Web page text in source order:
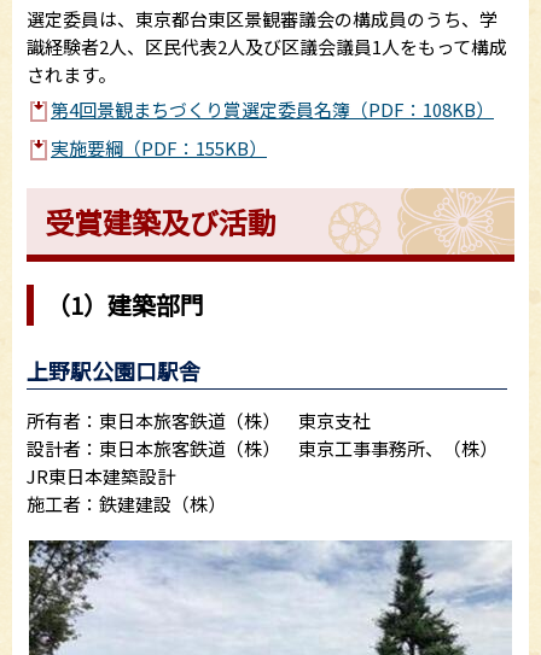
選定委員は、東京都台東区景観審議会の構成員のうち、学
識経験者2人、区民代表2人及び区議会議員1人をもって構成
されます。
第4回景観まちづくり賞選定委員名簿（PDF：108KB）
実施要綱（PDF：155KB）
受賞建築及び活動
（1）建築部門
上野駅公園口駅舎
所有者：東日本旅客鉄道（株） 東京支社
設計者：東日本旅客鉄道（株） 東京工事事務所、（株）
JR東日本建築設計
施工者：鉄建建設（株）